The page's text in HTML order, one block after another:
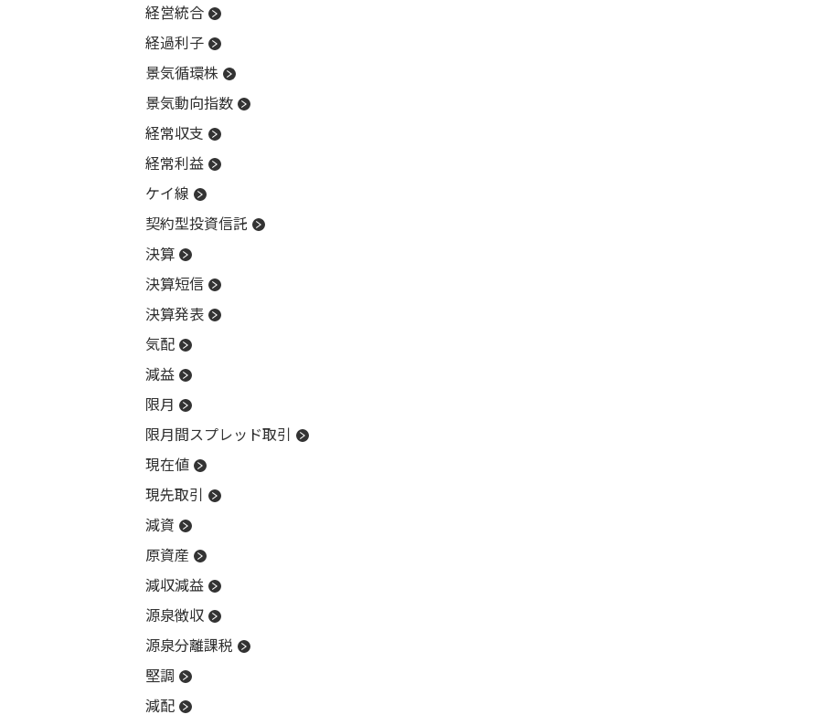
経営統合
経過利子
景気循環株
景気動向指数
経常収支
経常利益
ケイ線
契約型投資信託
決算
決算短信
決算発表
気配
減益
限月
限月間スプレッド取引
現在値
現先取引
減資
原資産
減収減益
源泉徴収
源泉分離課税
堅調
減配